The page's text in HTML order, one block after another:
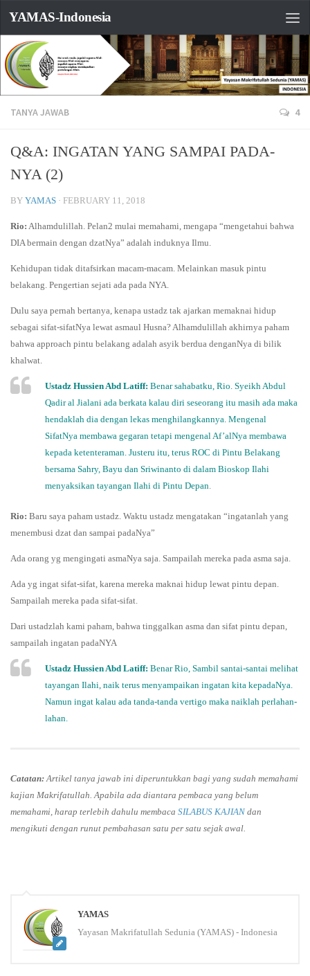
YAMAS-Indonesia
TANYA JAWAB 4
Q&A: INGATAN YANG SAMPAI PADA-
NYA (2)
BY YAMAS · FEBRUARY 11, 2018
Rio: Alhamdulillah. Pelan2 mulai memahami, mengapa “mengetahui bahwa
DIA bermain dengan dzatNya” adalah induknya Ilmu.
Kehidupan tidak ditafsirkan macam-macam. Melainkan masuk pintu
belakang. Pengertian sejati ada pada NYA.
Dulu saya pernah bertanya, kenapa ustadz tak ajarkan memaknai hidup
sebagai sifat-sifatNya lewat asmaul Husna? Alhamdulillah akhirnya paham
bahwa approach pintu belakang adalah asyik berdua denganNya di bilik
khalwat.
Ustadz Hussien Abd Latiff: Benar sahabatku, Rio. Syeikh Abdul
Qadir al Jialani ada berkata kalau diri seseorang itu masih ada maka
hendaklah dia dengan lekas menghilangkannya. Mengenal
SifatNya membawa gegaran tetapi mengenal Af’alNya membawa
kepada ketenteraman. Justeru itu, terus ROC di Pintu Belakang
bersama Sahry, Bayu dan Sriwinanto di dalam Bioskop Ilahi
menyaksikan tayangan Ilahi di Pintu Depan
Rio: Baru saya paham ustadz. Waktu ustadz mengatakan “ingatanlah yang
menembusi dzat dan sampai padaNya”
Ada orang yg mengingati asmaNya saja. Sampailah mereka pada asma saja.
Ada yg ingat sifat-sifat, karena mereka maknai hidup lewat pintu depan.
Sampailah mereka pada sifat-sifat.
Dari ustadzlah kami paham, bahwa tinggalkan asma dan sifat pintu depan,
sampailah ingatan padaNYA
Ustadz Hussien Abd Latiff: Benar Rio, Sambil santai-santai melihat
tayangan Ilahi, naik terus menyampaikan ingatan kita kepadaNya.
Namun ingat kalau ada tanda-tanda vertigo maka naiklah perlahan-
lahan.
Catatan: Artikel tanya jawab ini diperuntukkan bagi yang sudah memahami
kajian Makrifatullah. Apabila ada diantara pembaca yang belum
memahami, harap terlebih dahulu membaca SILABUS KAJIAN dan
mengikuti dengan runut pembahasan satu per satu sejak awal.
YAMAS
Yayasan Makrifatullah Sedunia (YAMAS) - Indonesia